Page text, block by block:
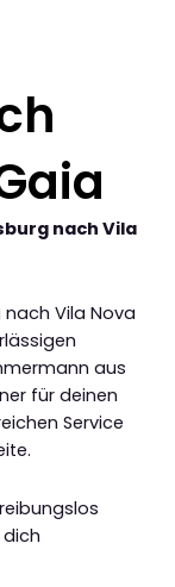
nach Vila
Vila Nova
aus
für deinen
Service